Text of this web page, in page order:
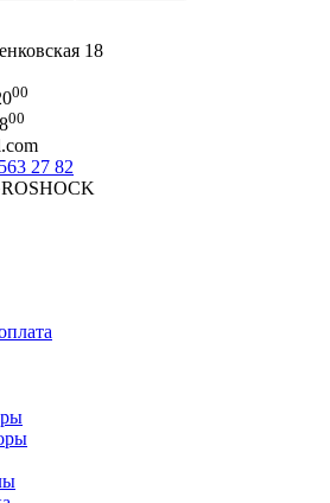
18
00
00
27 82